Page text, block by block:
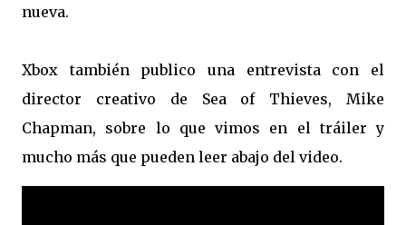
nueva.
Xbox también publico una entrevista con el
director creativo de Sea of Thieves, Mike
Chapman, sobre lo que vimos en el tráiler y
mucho más que pueden leer abajo del video.